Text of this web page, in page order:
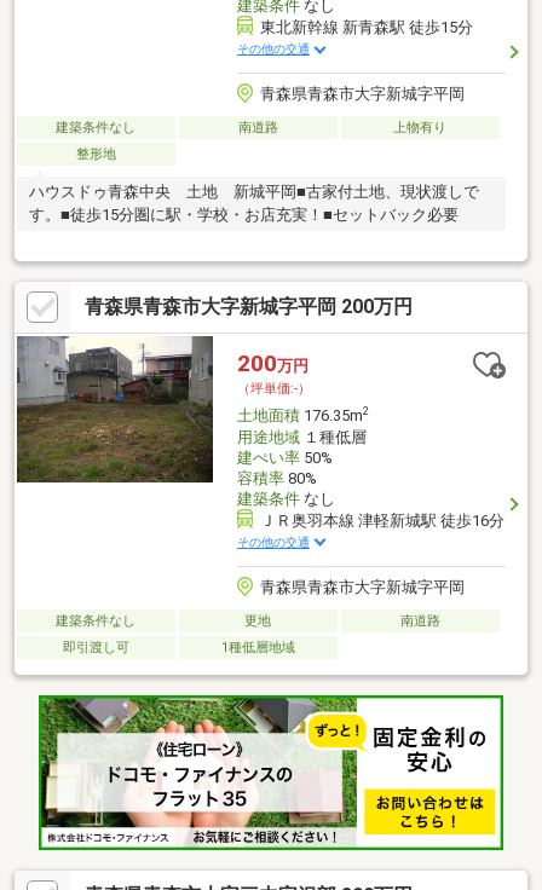
建築条件なし
東北新幹線 新青森駅 徒歩15分
その他の交通
青森県青森市大字新城字平岡
建築条件なし 南道路
上物有り
整形地
ハウスドゥ青森中央 土地 新城平岡■古家付土地、現状渡しで
す。■徒歩15分圏に駅・学校・お店充実！■セットバック必要
青森県青森市大字新城字平岡 200万円
200万円
（坪単価:-）
土地面積176.35m2
用途地域１種低層
建ぺい率50%
容積率80%
建築条件なし
ＪＲ奥羽本線 津軽新城駅 徒歩16分
その他の交通
青森県青森市大字新城字平岡
建築条件なし 更地
南道路
即引渡し可
1種低層地域